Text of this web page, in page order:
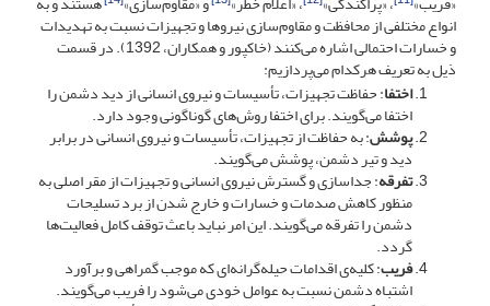
انواع مختلفی از محافظت و مقاوم‌سازی نیروها و تجهیزات نسبت به تهدیدات
و خسارات احتمالی اشاره می‌کنند (خاکپور و همکاران، 1392). در قسمت
ذیل به تعریف هرکدام می‌پردازیم:
اختفا: حفاظت تجهیزات، تأسیسات و نیروی انسانی از دید دشمن را
اختفا می‌گویند. برای اختفا روش‌های گوناگونی وجود دارد.
پوشش: به حفاظت از تجهیزات، تأسیسات و نیروی انسانی در برابر
دید و تیر دشمن، پوشش می‌گویند.
تفرقه: جداسازی و گسترش نیروی انسانی و تجهیزات از مقر اصلی به
منظور کاهش صدمات و خسارات و خارج شدن از برد تسلیحات
دشمن را تفرقه می‌گویند. این امر نباید باعث توقف کامل فعالیت‌ها
گردد.
فریب: کلیه‌ی اقدامات حیله‌گرانه‌ای که موجب گمراهی و برآورد
اشتباه دشمن نسبت به عوامل خودی می‌شود را فریب می‌گویند.